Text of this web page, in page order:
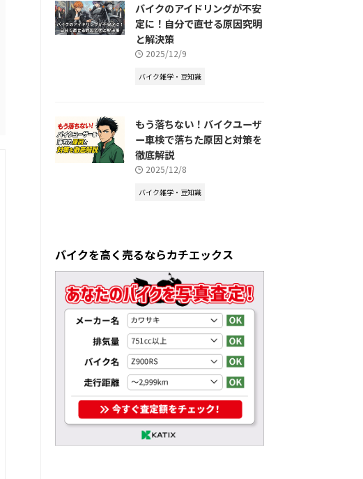
バイクのアイドリングが不安
定に！自分で直せる原因究明
と解決策
2025/12/9
バイク雑学・豆知識
もう落ちない！バイクユーザ
ー車検で落ちた原因と対策を
徹底解説
2025/12/8
バイク雑学・豆知識
バイクを高く売るならカチエックス